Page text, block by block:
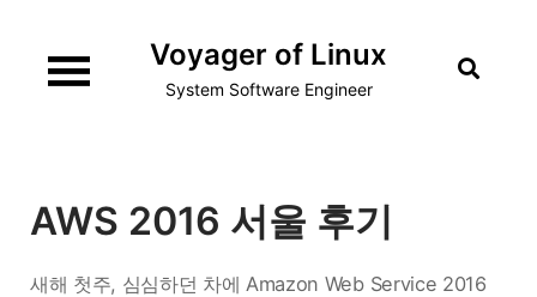
content
Voyager of Linux
System Software Engineer
AWS 2016 서울 후기
새해 첫주, 심심하던 차에 Amazon Web Service 2016